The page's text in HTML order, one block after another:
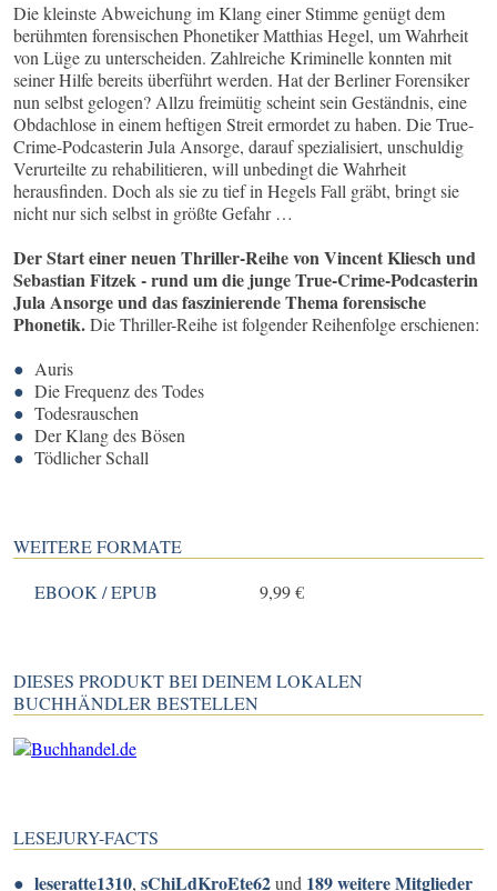
Die kleinste Abweichung im Klang einer Stimme genügt dem
berühmten forensischen Phonetiker Matthias Hegel, um Wahrheit
von Lüge zu unterscheiden. Zahlreiche Kriminelle konnten mit
seiner Hilfe bereits überführt werden. Hat der Berliner Forensiker
nun selbst gelogen? Allzu freimütig scheint sein Geständnis, eine
Obdachlose in einem heftigen Streit ermordet zu haben. Die True-
Crime-Podcasterin Jula Ansorge, darauf spezialisiert, unschuldig
Verurteilte zu rehabilitieren, will unbedingt die Wahrheit
herausfinden. Doch als sie zu tief in Hegels Fall gräbt, bringt sie
nicht nur sich selbst in größte Gefahr …
Der Start einer neuen Thriller-Reihe von Vincent Kliesch und
Sebastian Fitzek - rund um die junge True-Crime-Podcasterin
Jula Ansorge und das faszinierende Thema forensische
Phonetik.Die Thriller-Reihe ist folgender Reihenfolge erschienen:
Auris
Die Frequenz des Todes
Todesrauschen
Der Klang des Bösen
Tödlicher Schall
WEITERE FORMATE
EBOOK / EPUB
9,99 €
DIESES PRODUKT BEI DEINEM LOKALEN
BUCHHÄNDLER BESTELLEN
LESEJURY-FACTS
leseratte1310,sChiLdKroEte62und 189 weitere Mitglieder